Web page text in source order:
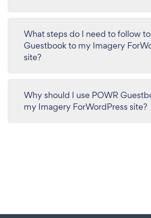
What steps do I need to follow
Guestbook to my Imagery
site?
Why should I use POWR
my Imagery ForWordPress site?